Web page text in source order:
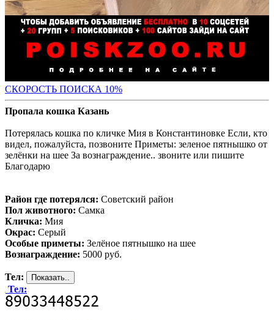
СКОРОСТЬ ПОИСКА 10%
Пропала кошка Казань
Потерялась кошка по кличке Мия в Константиновке Если, кто
видел, пожалуйста, позвоните Приметы: зеленое пятнышко от
зелёнки на шее За вознаграждение.. звоните или пишите
Благодарю
Район где потерялся: Советский район
Пол животного: Самка
Кличка: Мия
Окрас: Серый
Особые приметы: Зелёное пятнышко на шее
Вознаграждение: 5000 руб.
Тел:
Тел: